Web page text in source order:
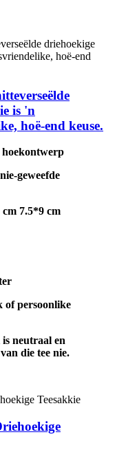
is 'n
hoë-end keuse.
geweefde
7.5*9 cm
of persoonlike
neutraal en
die tee nie.